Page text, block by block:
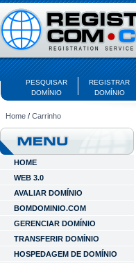
PESQUISAR
DOMÍNIO
REGISTRAR
DOMÍNIO
Home /Carrinho
HOME
WEB 3.0
AVALIAR DOMÍNIO
BOMDOMINIO.COM
GERENCIAR DOMÍNIO
TRANSFERIR DOMÍNIO
HOSPEDAGEM DE DOMÍNIO